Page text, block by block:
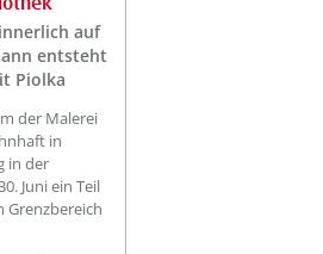
auf
entsteht
Piolka
der Malerei
in
in der
Juni ein Teil
Grenzbereich